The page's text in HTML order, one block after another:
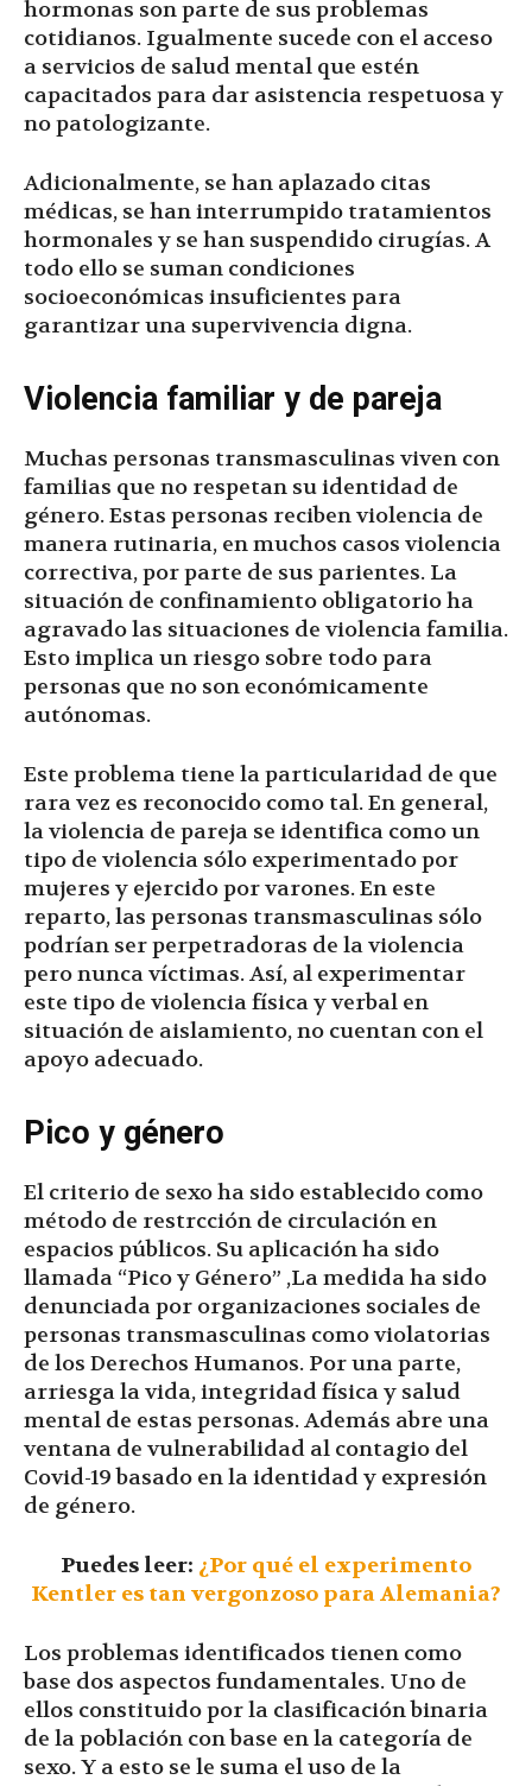
hormonas son parte de sus problemas
cotidianos. Igualmente sucede con el acceso
a servicios de salud mental que estén
capacitados para dar asistencia respetuosa y
no patologizante.
Adicionalmente, se han aplazado citas
médicas, se han interrumpido tratamientos
hormonales y se han suspendido cirugías. A
todo ello se suman condiciones
socioeconómicas insuficientes para
garantizar una supervivencia digna.
Violencia familiar y de pareja
Muchas personas transmasculinas viven con
familias que no respetan su identidad de
género. Estas personas reciben violencia de
manera rutinaria, en muchos casos violencia
correctiva, por parte de sus parientes. La
situación de confinamiento obligatorio ha
agravado las situaciones de violencia familia.
Esto implica un riesgo sobre todo para
personas que no son económicamente
autónomas.
Este problema tiene la particularidad de que
rara vez es reconocido como tal. En general,
la violencia de pareja se identifica como un
tipo de violencia sólo experimentado por
mujeres y ejercido por varones. En este
reparto, las personas transmasculinas sólo
podrían ser perpetradoras de la violencia
pero nunca víctimas. Así, al experimentar
este tipo de violencia física y verbal en
situación de aislamiento, no cuentan con el
apoyo adecuado.
Pico y género
El criterio de sexo ha sido establecido como
método de restrcción de circulación en
espacios públicos. Su aplicación ha sido
llamada “Pico y Género” ,La medida ha sido
denunciada por organizaciones sociales de
personas transmasculinas como violatorias
de los Derechos Humanos. Por una parte,
arriesga la vida, integridad física y salud
mental de estas personas. Además abre una
ventana de vulnerabilidad al contagio del
Covid-19 basado en la identidad y expresión
de género.
Puedes leer: ¿Por qué el experimento
Kentler es tan vergonzoso para Alemania?
Los problemas identificados tienen como
base dos aspectos fundamentales. Uno de
ellos constituido por la clasificación binaria
de la población con base en la categoría de
sexo. Y a esto se le suma el uso de la